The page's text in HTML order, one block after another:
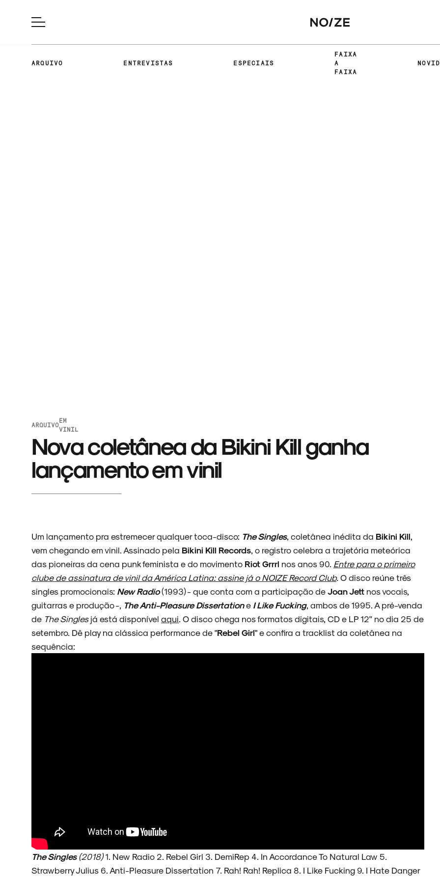
FAIXA A FAIXA
ARQUIVO ENTREVISTAS ESPECIAIS
FAIXA
A
FAIXA
ARQUIVO
EM
VINIL
Nova coletânea da Bikini Kill ganha
lançamento em vinil
Um lançamento pra estremecer qualquer toca-disco: The Singles, coletânea inédita da Bikini Kill
vem chegando em vinil. Assinado pela Bikini Kill Records , o registro celebra a trajetória meteórica
das pioneiras da cena punk feminista e do movimento Riot Grrrl nos anos 90. Entre para o primeiro
clube de assinatura de vinil da América Latina: assine já o NOIZE Record Club. O disco reúne três
singles promocionais: New Radio(1993) - que conta com a participação deJoan Jett nos vocais,
guitarras e produção -, The Anti-Pleasure Dissertatione I Like Fucking, ambos de 1995. A pré-venda
de The Singlesjá está disponível aqui . O disco chega nos formatos digitais, CD e LP 12'' no dia 25 de
setembro. Dê play na clássica performance de "Rebel Girl" e confira a tracklist da coletânea na
sequência:
The Singles(2018)1. New Radio 2. Rebel Girl 3. DemiRep 4. In Accordance To Natural Law 5.
Strawberry Julius 6. Anti-Pleasure Dissertation 7. Rah! Rah! Replica 8. I Like Fucking 9. I Hate Danger